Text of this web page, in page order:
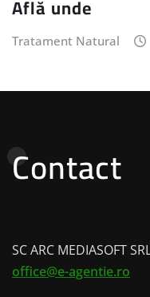
Află unde
Tratament Natural
Contact
SC ARC MEDIASOFT
office@e-agentie.ro